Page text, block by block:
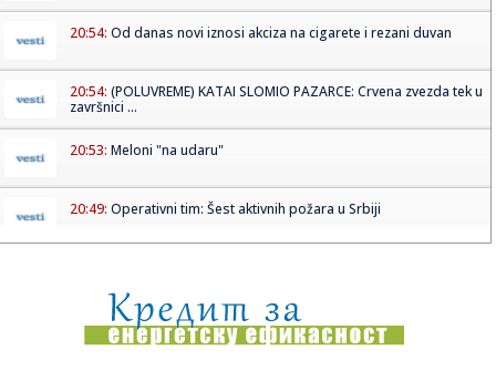
20:54: Od danas novi iznosi akciza na cigarete i rezani duvan
20:54: (POLUVREME) KATAI SLOMIO PAZARCE: Crvena zvezda tek u
završnici ...
20:53: Meloni "na udaru"
20:49: Operativni tim: Šest aktivnih požara u Srbiji
20:44:Iran postavio uslove SAD za ponovno otvaranje Ormuskog
moreuza